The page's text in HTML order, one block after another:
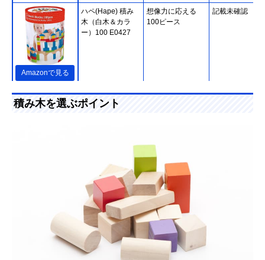
Amazonで見る
ハペ(Hape) 積み
木（白木＆カラ
ー）100 E0427
想像力に応える
100ピース
記載未確認
ピープル お米のど
うぶつつみき いろ
素材にお米を使っ
あり
Amazonで見る
アガツマ ピノチオ
アンパンマン 天才
脳筒入りつみ木
男の子にも女の子
にも人気のキャラ
クター商品
Amazonで見る
エド・インター 音
いっぱいつみき
遊び方いろいろの
音が鳴る積み木
積み木を選ぶポイント